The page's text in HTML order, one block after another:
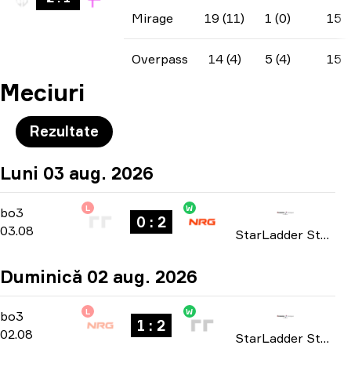
Mirage
19 (11) 1 (0) 15
Overpass 14 (4) 5 (4) 15
Meciuri
Rezultate
Luni 03 aug. 2026
bo3 -bo3
03.08
L
0 : 2
W
StarLadder StarSeries: North American Qualifier Fall 2026
Duminică 02 aug. 2026
bo3 -bo3
02.08
L
1 : 2
W
StarLadder StarSeries: North American Qualifier Fall 2026